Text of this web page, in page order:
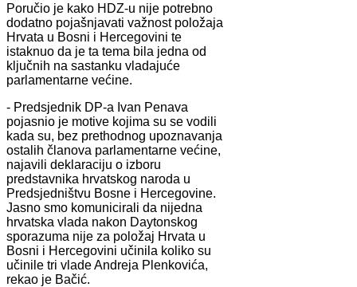
Poručio je kako HDZ-u nije potrebno
dodatno pojašnjavati važnost položaja
Hrvata u Bosni i Hercegovini te
istaknuo da je ta tema bila jedna od
ključnih na sastanku vladajuće
parlamentarne većine.
- Predsjednik DP-a Ivan Penava
pojasnio je motive kojima su se vodili
kada su, bez prethodnog upoznavanja
ostalih članova parlamentarne većine,
najavili deklaraciju o izboru
predstavnika hrvatskog naroda u
Predsjedništvu Bosne i Hercegovine.
Jasno smo komunicirali da nijedna
hrvatska vlada nakon Daytonskog
sporazuma nije za položaj Hrvata u
Bosni i Hercegovini učinila koliko su
učinile tri vlade Andreja Plenkovića,
rekao je Bačić.